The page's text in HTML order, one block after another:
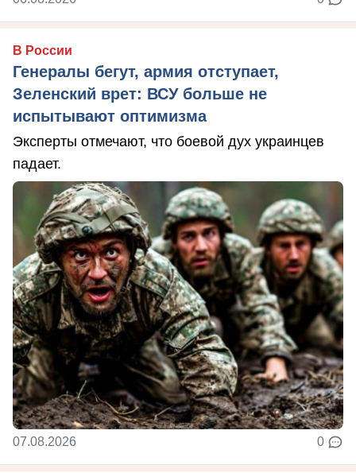
В России
Генералы бегут, армия отступает,
Зеленский врет: ВСУ больше не
испытывают оптимизма
Эксперты отмечают, что боевой дух украинцев
падает.
07.08.2026 0